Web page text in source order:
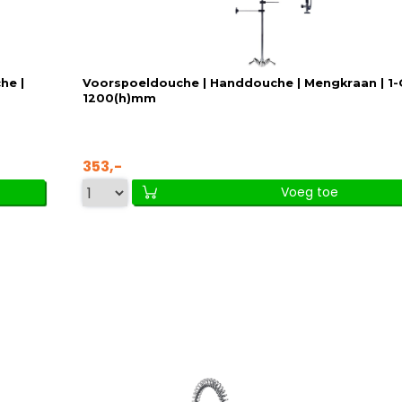
|
Voorspoeldouche | Handdouche | Mengkraan | 1-
1200(h)mm
353,-
Voeg toe